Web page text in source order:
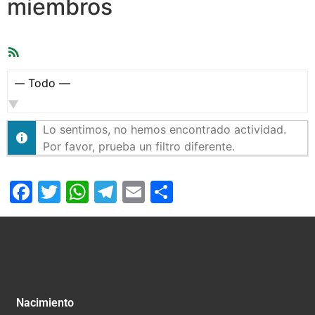
miembros
Mostrar:
Lo sentimos, no hemos encontrado actividad.
Por favor, prueba un filtro diferente.
Facebook
Twitter
WhatsApp
Telegram
Email
Nacimiento